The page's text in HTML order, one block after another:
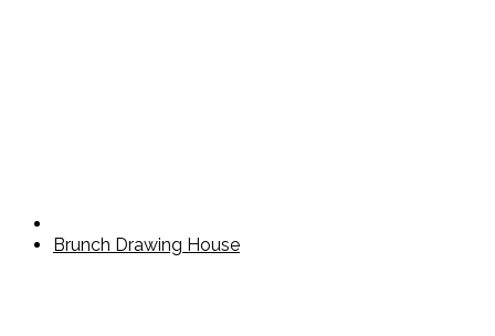
Brunch Drawing House